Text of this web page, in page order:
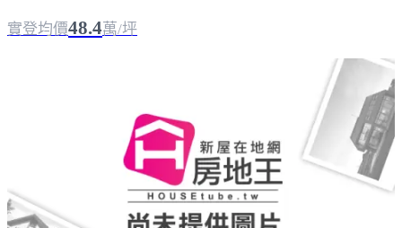
實登均價48.4萬/坪